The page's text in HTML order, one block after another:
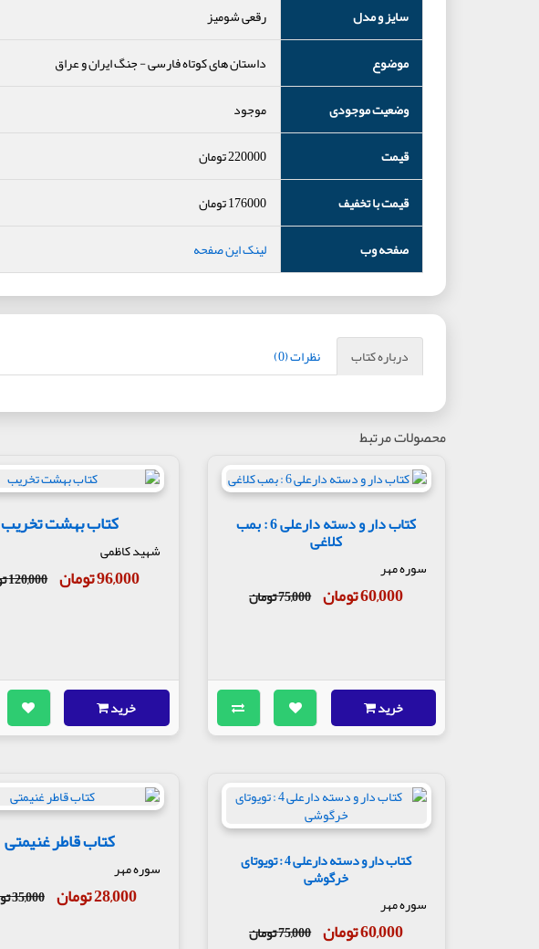
سایز و مدل
رقعی شومیز
موضوع
داستان های کوتاه فارسی-جنگ ایران و عراق
وضعیت موجودی
موجود
قیمت
220000تومان
قیمت با تخفیف
176000تومان
صفحه وب
لینک این صفحه
درباره کتاب نظرات (0)
محصولات مرتبط
کتاب دار و دسته دارعلی 6 : بمب
کلاغی
سوره مهر
60,000 تومان 75,000 تومان
خرید
کتاب بهشت تخریب
شهید کاظمی
96,000 تومان 120,000 تومان
خرید
کتاب دار و دسته دارعلی 4 : تویوتای
خرگوشی
سوره مهر
60,000 تومان 75,000 تومان
کتاب قاطر غنیمتی
سوره مهر
28,000 تومان 35,000 تومان